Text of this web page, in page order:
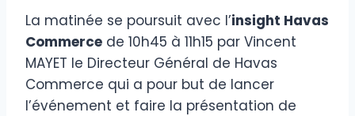
La matinée se poursuit avec l’insight Havas
Commerce de 10h45 à 11h15 par Vincent
MAYET le Directeur Général de Havas
Commerce qui a pour but de lancer
l’événement et faire la présentation de